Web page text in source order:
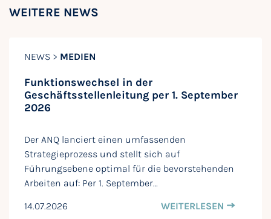
WEITERE NEWS
NEWS > MEDIEN
Funktionswechsel in der
Geschäftsstellenleitung per 1. September
2026
Der ANQ lanciert einen umfassenden
Strategieprozess und stellt sich auf
Führungsebene optimal für die bevorstehenden
Arbeiten auf: Per 1. September…
14.07.2026
WEITERLESEN